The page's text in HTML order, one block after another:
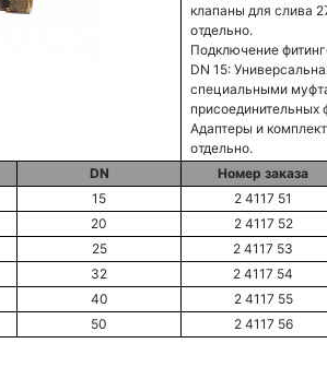
клапаны для слива
отдельно.
Подключение
DN 15:
специальными
присоединительных
Адаптеры и
отдельно.
DN
Номер заказа
15
2 4117 51
20
2 4117 52
25
2 4117 53
32
2 4117 54
40
2 4117 55
50 2 4117 56